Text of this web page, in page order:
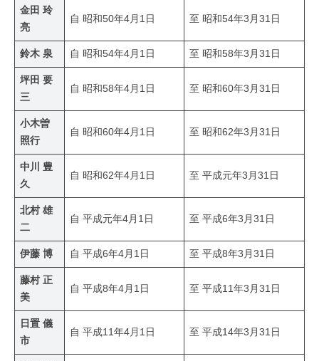
金田 玲
亮
自 昭和50年4月1日 至 昭和54年3月31日
鈴木 泉 自 昭和54年4月1日 至 昭和58年3月31日
坪田 要
三
自 昭和58年4月1日 至 昭和60年3月31日
小木曽
照行
自 昭和60年4月1日 至 昭和62年3月31日
中川 豊
久
自 昭和62年4月1日 至 平成元年3月31日
北村 雄
二
自 平成元年4月1日 至 平成6年3月31日
伊藤 博 自 平成6年4月1日 至 平成8年3月31日
藤村 正
美
自 平成8年4月1日 至 平成11年3月31日
日置 儀
市
自 平成11年4月1日 至 平成14年3月31日